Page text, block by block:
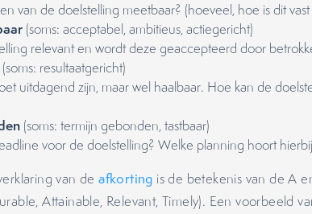
van de doelstelling meetbaar? (hoeveel, hoe is dit
(soms: acceptabel, ambitieus, actiegericht)
relevant en wordt deze geaccepteerd door
(soms: resultaatgericht)
uitdagend zijn, maar wel haalbaar. Hoe kan de
(soms: termijn gebonden, tastbaar)
voor de doelstelling? Welke planning hoort
van deafkorting is de betekenis van de A
Attainable, Relevant, Timely). Een voorbeeld